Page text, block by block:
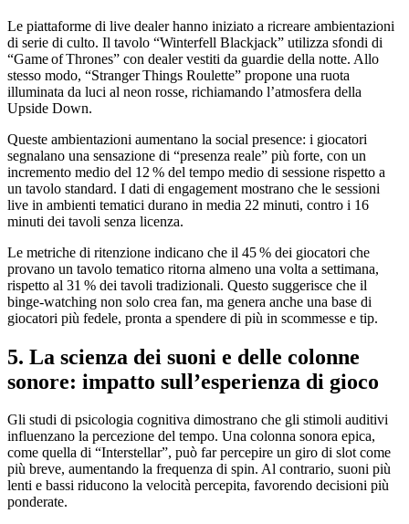
Le piattaforme di live dealer hanno iniziato a ricreare ambientazioni
di serie di culto. Il tavolo “Winterfell Blackjack” utilizza sfondi di
“Game of Thrones” con dealer vestiti da guardie della notte. Allo
stesso modo, “Stranger Things Roulette” propone una ruota
illuminata da luci al neon rosse, richiamando l’atmosfera della
Upside Down.
Queste ambientazioni aumentano la social presence: i giocatori
segnalano una sensazione di “presenza reale” più forte, con un
incremento medio del 12 % del tempo medio di sessione rispetto a
un tavolo standard. I dati di engagement mostrano che le sessioni
live in ambienti tematici durano in media 22 minuti, contro i 16
minuti dei tavoli senza licenza.
Le metriche di ritenzione indicano che il 45 % dei giocatori che
provano un tavolo tematico ritorna almeno una volta a settimana,
rispetto al 31 % dei tavoli tradizionali. Questo suggerisce che il
binge‑watching non solo crea fan, ma genera anche una base di
giocatori più fedele, pronta a spendere di più in scommesse e tip.
5. La scienza dei suoni e delle colonne
sonore: impatto sull’esperienza di gioco
Gli studi di psicologia cognitiva dimostrano che gli stimoli auditivi
influenzano la percezione del tempo. Una colonna sonora epica,
come quella di “Interstellar”, può far percepire un giro di slot come
più breve, aumentando la frequenza di spin. Al contrario, suoni più
lenti e bassi riducono la velocità percepita, favorendo decisioni più
ponderate.